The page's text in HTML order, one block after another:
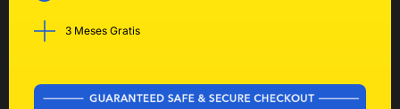
3 Meses Gratis